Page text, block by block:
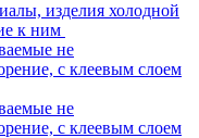
изделия холодной
к ним
не
с клеевым слоем
не
с клеевым слоем